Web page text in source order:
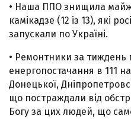
• Наша ППО знищила
камікадзе (12 із 13), які
запускали по Україні.
• Ремонтники за тиждень
енергопостачання в 111
Донецької,
що постраждали від
Богу за цих людей, що